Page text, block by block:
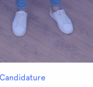
Candidature